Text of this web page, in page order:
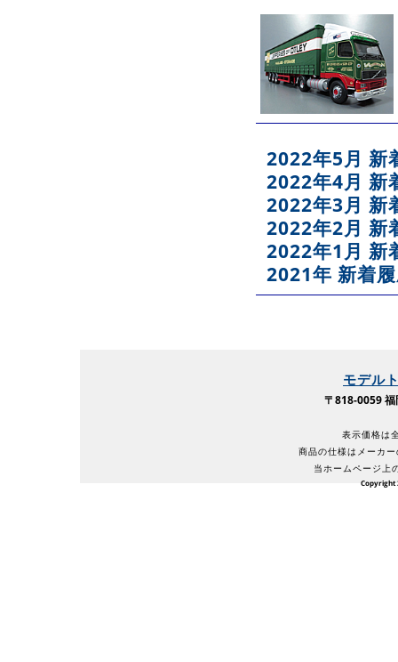
2022年5月 新
2022年4月 新
2022年3月 新
2022年2月 新
2022年1月 新
2021年 新着
モデル
〒818-0059
表示価格は
商品の仕様はメーカ
当ホームページ上
Copyright